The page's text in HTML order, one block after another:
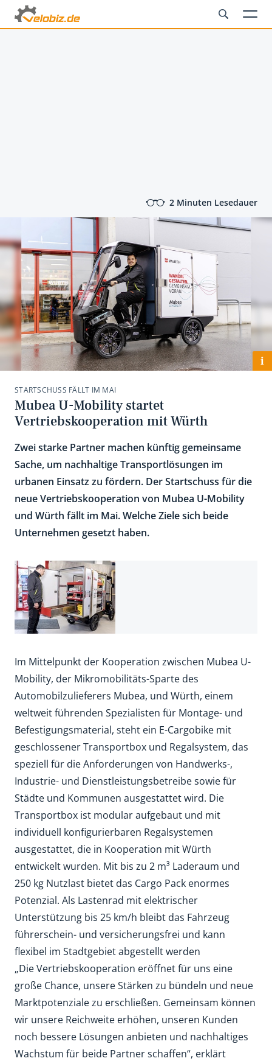
2 Minuten Lesedauer
i
STARTSCHUSS FÄLLT IM MAI
Mubea U-Mobility startet
Vertriebskooperation mit Würth
Zwei starke Partner machen künftig gemeinsame
Sache, um nachhaltige Transportlösungen im
urbanen Einsatz zu fördern. Der Startschuss für die
neue Vertriebskooperation von Mubea U-Mobility
und Würth fällt im Mai. Welche Ziele sich beide
Unternehmen gesetzt haben.
Im Mittelpunkt der Kooperation zwischen Mubea U-
Mobility, der Mikromobilitäts-Sparte des
Automobilzulieferers Mubea, und Würth, einem
weltweit führenden Spezialisten für Montage- und
Befestigungsmaterial, steht ein E-Cargobike mit
geschlossener Transportbox und Regalsystem, das
speziell für die Anforderungen von Handwerks-,
Industrie- und Dienstleistungsbetreibe sowie für
Städte und Kommunen ausgestattet wird. Die
Transportbox ist modular aufgebaut und mit
individuell konfigurierbaren Regalsystemen
ausgestattet, die in Kooperation mit Würth
entwickelt wurden. Mit bis zu 2 m³ Laderaum und
250 kg Nutzlast bietet das Cargo Pack enormes
Potenzial. Als Lastenrad mit elektrischer
Unterstützung bis 25 km/h bleibt das Fahrzeug
führerschein- und versicherungsfrei und kann
flexibel im Stadtgebiet abgestellt werden
„Die Vertriebskooperation eröffnet für uns eine
große Chance, unsere Stärken zu bündeln und neue
Marktpotenziale zu erschließen. Gemeinsam können
wir unsere Reichweite erhöhen, unseren Kunden
noch bessere Lösungen anbieten und nachhaltiges
Wachstum für beide Partner schaffen“, erklärt